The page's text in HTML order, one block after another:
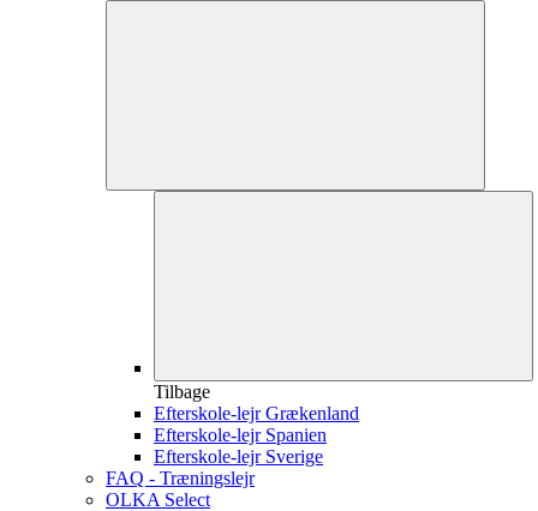
Tilbage
Efterskole-lejr Grækenland
Efterskole-lejr Spanien
Efterskole-lejr Sverige
FAQ - Træningslejr
OLKA Select